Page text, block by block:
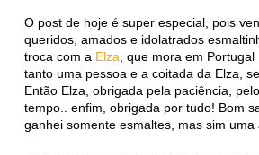
O post de hoje é super especial, pois
queridos, amados e idolatrados
troca com a Elza , que mora em
tanto uma pessoa e a coitada da Elza,
Então Elza, obrigada pela paciência,
tempo.. enfim, obrigada por tudo! Bom
ganhei somente esmaltes, mas sim uma